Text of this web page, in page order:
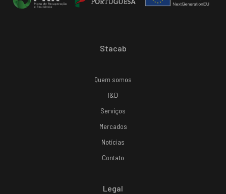
Stacab
Quem somos
I&D
Serviços
Mercados
Notícias
Contato
Legal